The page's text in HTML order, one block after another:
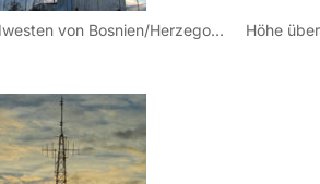
Ganz im Nordwesten von Bosnien/Herzegowina, im Unsko-Sanski Kanton befindet sich auf etwa 520 km am Kudića brdo dieser Sendestandort. Gesendet wird von hier der “Radio Velkaton”, der wegen der exponierten Lage dieses Standortes neben dem eigentlichen Versorgungsgebiet in Bosnien auch weite Teile Kroatiens und Sloweniens noch erreicht und stellenweise auch in Österreich empfangbar ist.Von diesem Standort gibt es eine fantastische Aussicht: Es besteht Sichtverbindung zu den Karawanken an der slowenisch-österreichischen Grenze (215 km Luftlinie) sowie den Julischen Alpen mit dem Triglav, Sloweniens höchstem Berg im Grenzgebiet zu Österreich. Desweiteren gibt es Sicht auf die umliegenden Berge wie Lička Plješivica, Gorski Kotar (Mirkovica), Trdinov Vrh, Zagreb/Sljeme, Petrova Gora, Velika Gomila …